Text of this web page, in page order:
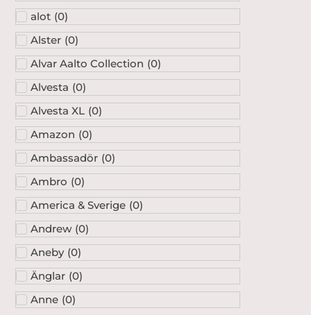
alot (0)
Alster (0)
Alvar Aalto Collection (0)
Alvesta (0)
Alvesta XL (0)
Amazon (0)
Ambassadör (0)
Ambro (0)
America & Sverige (0)
Andrew (0)
Aneby (0)
Änglar (0)
Anne (0)